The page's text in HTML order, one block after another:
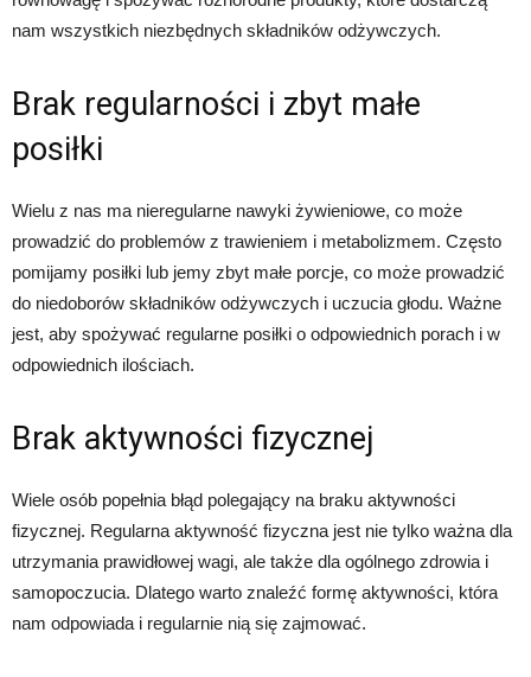
nam wszystkich niezbędnych składników odżywczych.
Brak regularności i zbyt małe
posiłki
Wielu z nas ma nieregularne nawyki żywieniowe, co może
prowadzić do problemów z trawieniem i metabolizmem. Często
pomijamy posiłki lub jemy zbyt małe porcje, co może prowadzić
do niedoborów składników odżywczych i uczucia głodu. Ważne
jest, aby spożywać regularne posiłki o odpowiednich porach i w
odpowiednich ilościach.
Brak aktywności fizycznej
Wiele osób popełnia błąd polegający na braku aktywności
fizycznej. Regularna aktywność fizyczna jest nie tylko ważna dla
utrzymania prawidłowej wagi, ale także dla ogólnego zdrowia i
samopoczucia. Dlatego warto znaleźć formę aktywności, która
nam odpowiada i regularnie nią się zajmować.